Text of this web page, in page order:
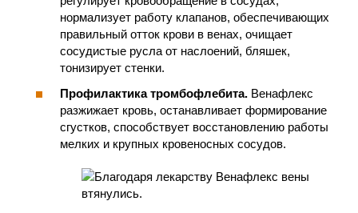
нормализует работу клапанов, обеспечивающих
правильный отток крови в венах, очищает
сосудистые русла от наслоений, бляшек,
тонизирует стенки.
Профилактика тромбофлебита. Венафлекс
разжижает кровь, останавливает формирование
сгустков, способствует восстановлению работы
мелких и крупных кровеносных сосудов.